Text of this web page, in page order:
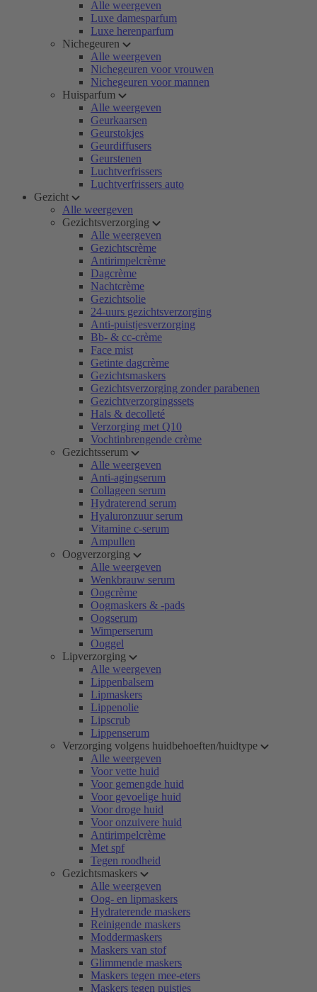
Alle weergeven
Luxe damesparfum
Luxe herenparfum
Nichegeuren
Alle weergeven
Nichegeuren voor vrouwen
Nichegeuren voor mannen
Huisparfum
Alle weergeven
Geurkaarsen
Geurstokjes
Geurdiffusers
Geurstenen
Luchtverfrissers
Luchtverfrissers auto
Gezicht
Alle weergeven
Gezichtsverzorging
Alle weergeven
Gezichtscrème
Antirimpelcrème
Dagcrème
Nachtcrème
Gezichtsolie
24-uurs gezichtsverzorging
Anti-puistjesverzorging
Bb- & cc-crème
Face mist
Getinte dagcrème
Gezichtsmaskers
Gezichtsverzorging zonder parabenen
Gezichtverzorgingssets
Hals & decolleté
Verzorging met Q10
Vochtinbrengende crème
Gezichtsserum
Alle weergeven
Anti-agingserum
Collageen serum
Hydraterend serum
Hyaluronzuur serum
Vitamine c-serum
Ampullen
Oogverzorging
Alle weergeven
Wenkbrauw serum
Oogcrème
Oogmaskers & -pads
Oogserum
Wimperserum
Ooggel
Lipverzorging
Alle weergeven
Lippenbalsem
Lipmaskers
Lippenolie
Lipscrub
Lippenserum
Verzorging volgens huidbehoeften/huidtype
Alle weergeven
Voor vette huid
Voor gemengde huid
Voor gevoelige huid
Voor droge huid
Voor onzuivere huid
Antirimpelcrème
Met spf
Tegen roodheid
Gezichtsmaskers
Alle weergeven
Oog- en lipmaskers
Hydraterende maskers
Reinigende maskers
Moddermaskers
Maskers van stof
Glimmende maskers
Maskers tegen mee-eters
Maskers tegen puistjes